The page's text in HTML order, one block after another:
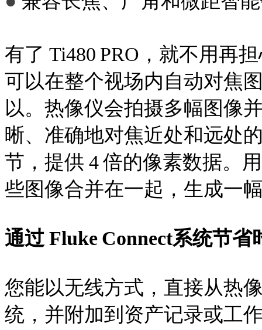
有了 Ti480 PRO，就不用再
可以在整个视场内自动对焦
以。热像仪会拍摄多幅图像
晰、准确地对焦近处和远处
节，提供 4 倍的像素数据。
些图像合并在一起，生成一
通过 Fluke Connect系统节省
您能以无线方式，直接从热
统，并附加到资产记录或工